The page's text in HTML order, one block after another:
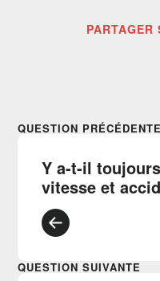
PARTAGER
QUESTION PRÉCÉDENTE
Y a-t-il
vitesse et
QUESTION SUIVANTE